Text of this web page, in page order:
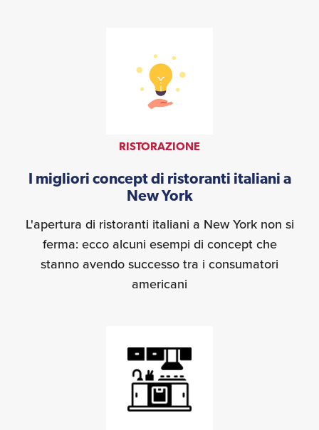
RISTORAZIONE
I migliori concept di ristoranti italiani a
New York
L'apertura di ristoranti italiani a New York non si
ferma: ecco alcuni esempi di concept che
stanno avendo successo tra i consumatori
americani